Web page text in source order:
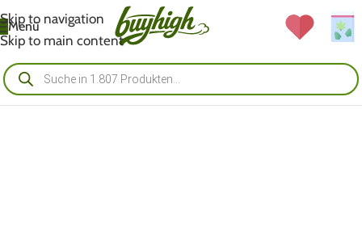
Skip to navigation
Skip to main content
Menü